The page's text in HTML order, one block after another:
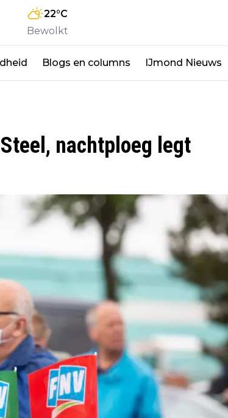
22°C
Bewolkt
Blogs en columns IJmond Nieuws
nachtploeg legt